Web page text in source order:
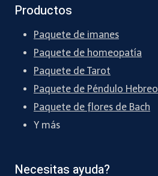
Productos
Paquete de imanes
Paquete de homeopatía
Paquete de Tarot
Paquete de Péndulo Hebreo
Paquete de flores de Bach
Y más
Necesitas ayuda?